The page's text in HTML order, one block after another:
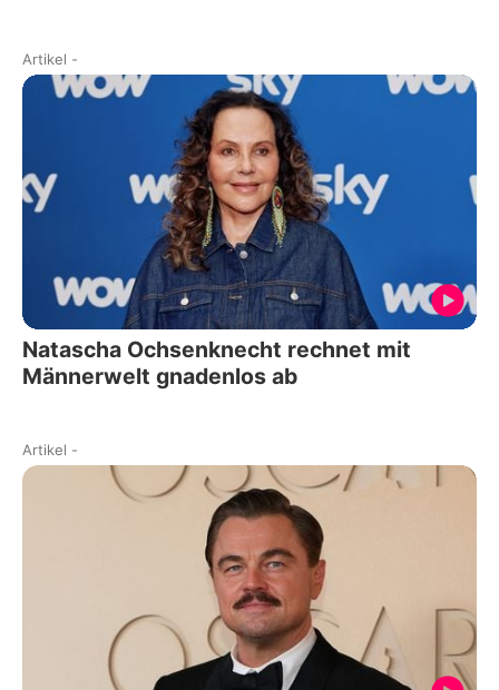
Artikel -
Natascha Ochsenknecht rechnet mit
Männerwelt gnadenlos ab
Artikel -